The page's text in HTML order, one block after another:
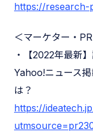
https://research-
＜マーケター・
・【2022年最新
Yahoo!ニュース
は？
https://